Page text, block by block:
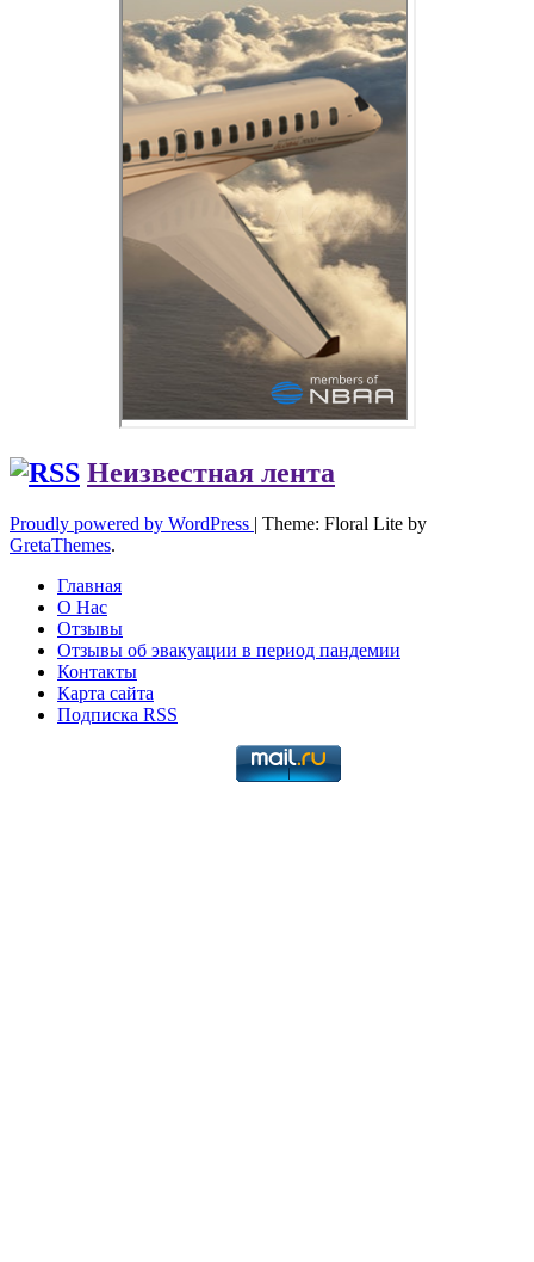
Неизвестная лента
Proudly powered by WordPress | Theme: Floral Lite by
GretaThemes.
Главная
О Нас
Отзывы
Отзывы об эвакуации в период пандемии
Контакты
Карта сайта
Подписка RSS